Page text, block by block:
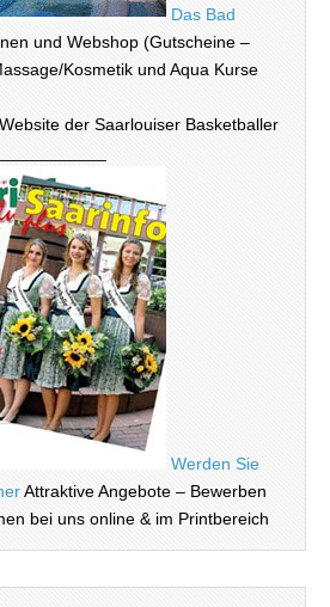
Das Bad
und Webshop (Gutscheine –
Kosmetik und Aqua Kurse
Website der Saarlouiser Basketballer
Werden Sie
Attraktive Angebote – Bewerben
bei uns online & im Printbereich